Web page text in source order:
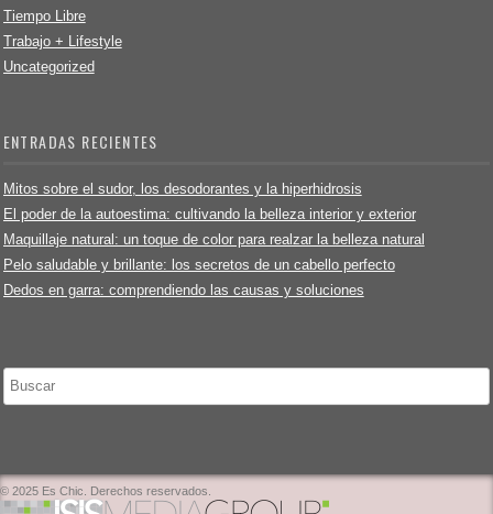
Tiempo Libre
Trabajo + Lifestyle
Uncategorized
ENTRADAS RECIENTES
Mitos sobre el sudor, los desodorantes y la hiperhidrosis
El poder de la autoestima: cultivando la belleza interior y exterior
Maquillaje natural: un toque de color para realzar la belleza natural
Pelo saludable y brillante: los secretos de un cabello perfecto
Dedos en garra: comprendiendo las causas y soluciones
Buscar
© 2025 Es Chic. Derechos reservados.